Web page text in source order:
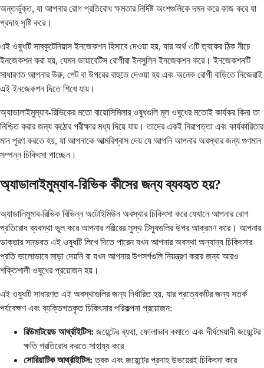
অন্তর্ভুক্ত, যা আপনার রোগ প্রতিরোধ ক্ষমতার নির্দিষ্ট অংশগুলিকে দমন করে কাজ করে যা
প্রদাহ সৃষ্টি করে।
এই ওষুধটি সাবকুটেনিয়াস ইনজেকশন হিসাবে দেওয়া হয়, যার অর্থ এটি ত্বকের ঠিক নীচে
ইনজেকশন করা হয়, যেমন ডায়াবেটিস রোগীরা ইনসুলিন ইনজেকশন করে। ইনজেকশনটি
সাধারণত আপনার উরু, পেট বা উপরের বাহুতে দেওয়া হয় এবং অনেক রোগী বাড়িতে নিজেরাই
এই ইনজেকশন দিতে শিখে যায়।
অ্যাডালাইমুম্যাব-রিভিকের মতো বায়োসিমিলার ওষুধগুলি মূল ওষুধের মতোই কার্যকর কিনা তা
নিশ্চিত করার জন্য কঠোর পরীক্ষার মধ্য দিয়ে যায়। তাদের একই নিরাপত্তা এবং কার্যকারিতার
মান পূরণ করতে হয়, যা আপনাকে আত্মবিশ্বাস দেয় যে আপনি আপনার অবস্থার জন্য গুণমান
সম্পন্ন চিকিৎসা পাচ্ছেন।
অ্যাডালাইমুম্যাব-রিভিক কীসের জন্য ব্যবহৃত হয়?
অ্যাডালিমুমাব-রিভিক বিভিন্ন অটোইমিউন অবস্থার চিকিৎসা করে যেখানে আপনার রোগ
প্রতিরোধ ব্যবস্থা ভুল করে আপনার শরীরের সুস্থ টিস্যুগুলির উপর আক্রমণ করে। আপনার
ডাক্তার সম্ভবত এই ওষুধটি লিখে দিতে পারেন যখন আপনার অবস্থা অন্যান্য চিকিৎসার
প্রতি ভালোভাবে সাড়া দেয়নি বা যখন আপনার উপসর্গগুলি নিয়ন্ত্রণ করার জন্য আরও
শক্তিশালী ওষুধের প্রয়োজন হয়।
এই ওষুধটি সাধারণত এই অবস্থাগুলির জন্য নির্ধারিত হয়, যার প্রত্যেকটির জন্য সতর্ক
পর্যবেক্ষণ এবং ব্যক্তিগতকৃত চিকিৎসার পরিকল্পনা প্রয়োজন:
রিউমাটয়েড আর্থ্রাইটিস: জয়েন্টের ব্যথা, ফোলাভাব কমাতে এবং দীর্ঘমেয়াদী জয়েন্টের
ক্ষতি প্রতিরোধ করতে সাহায্য করে
সোরিয়াটিক আর্থ্রাইটিস: ত্বক এবং জয়েন্টের প্রদাহ উভয়েরই চিকিৎসা করে